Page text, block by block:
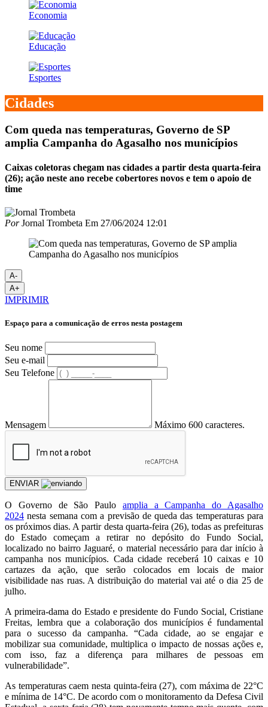
Economia
Educação
Esportes
Cidades
Com queda nas temperaturas, Governo de SP
amplia Campanha do Agasalho nos municípios
Caixas coletoras chegam nas cidades a partir desta quarta-feira
(26); ação neste ano recebe cobertores novos e tem o apoio de
time
PorJornal Trombeta Em 27/06/2024 12:01
A-
A+
IMPRIMIR
Espaço para a comunicação de erros nesta postagem
Seu nome
Seu e-mail
Seu Telefone
Mensagem Máximo 600 caracteres.
ENVIAR
O Governo de São Paulo amplia a Campanha do Agasalho
2024 nesta semana com a previsão de queda das temperaturas para
os próximos dias. A partir desta quarta-feira (26), todas as prefeituras
do Estado começam a retirar no depósito do Fundo Social,
localizado no bairro Jaguaré, o material necessário para dar início à
campanha nos municípios. Cada cidade receberá 10 caixas e 10
cartazes da ação, que serão colocados em locais de maior
visibilidade nas ruas. A distribuição do material vai até o dia 25 de
julho.
A primeira-dama do Estado e presidente do Fundo Social, Cristiane
Freitas, lembra que a colaboração dos municípios é fundamental
para o sucesso da campanha. “Cada cidade, ao se engajar e
mobilizar sua comunidade, multiplica o impacto de nossas ações e,
com isso, faz a diferença para milhares de pessoas em
vulnerabilidade”.
As temperaturas caem nesta quinta-feira (27), com máxima de 22°C
e mínima de 14°C. De acordo com o monitoramento da Defesa Civil